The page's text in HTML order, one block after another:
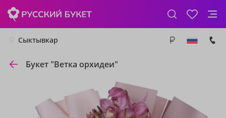
Сыктывкар
Букет "Ветка орхидеи"